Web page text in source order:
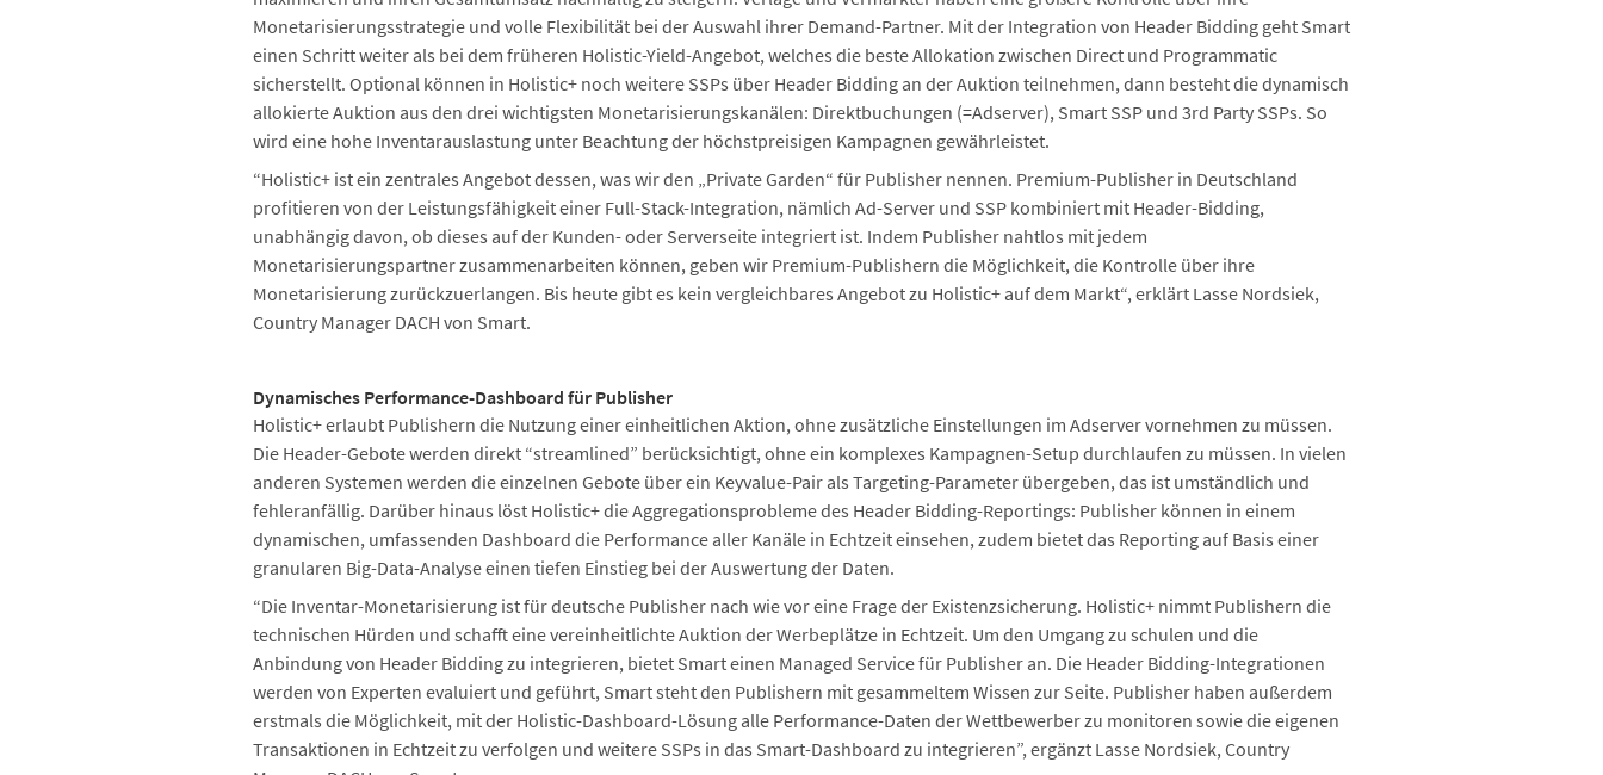
Monetarisierungsstrategie und volle Flexibilität bei der Auswahl ihrer Demand-Partner. Mit der Integration von Header Bidding geht Smart
einen Schritt weiter als bei dem früheren Holistic-Yield-Angebot, welches die beste Allokation zwischen Direct und Programmatic
sicherstellt. Optional können in Holistic+ noch weitere SSPs über Header Bidding an der Auktion teilnehmen, dann besteht die dynamisch
allokierte Auktion aus den drei wichtigsten Monetarisierungskanälen: Direktbuchungen (=Adserver), Smart SSP und 3rd Party SSPs. So
wird eine hohe Inventarauslastung unter Beachtung der höchstpreisigen Kampagnen gewährleistet.
“Holistic+ ist ein zentrales Angebot dessen, was wir den „Private Garden“ für Publisher nennen. Premium-Publisher in Deutschland
profitieren von der Leistungsfähigkeit einer Full-Stack-Integration, nämlich Ad-Server und SSP kombiniert mit Header-Bidding,
unabhängig davon, ob dieses auf der Kunden- oder Serverseite integriert ist. Indem Publisher nahtlos mit jedem
Monetarisierungspartner zusammenarbeiten können, geben wir Premium-Publishern die Möglichkeit, die Kontrolle über ihre
Monetarisierung zurückzuerlangen. Bis heute gibt es kein vergleichbares Angebot zu Holistic+ auf dem Markt“, erklärt Lasse Nordsiek,
Country Manager DACH von Smart.
Dynamisches Performance-Dashboard für Publisher
Holistic+ erlaubt Publishern die Nutzung einer einheitlichen Aktion, ohne zusätzliche Einstellungen im Adserver vornehmen zu müssen.
Die Header-Gebote werden direkt “streamlined” berücksichtigt, ohne ein komplexes Kampagnen-Setup durchlaufen zu müssen. In vielen
anderen Systemen werden die einzelnen Gebote über ein Keyvalue-Pair als Targeting-Parameter übergeben, das ist umständlich und
fehleranfällig. Darüber hinaus löst Holistic+ die Aggregationsprobleme des Header Bidding-Reportings: Publisher können in einem
dynamischen, umfassenden Dashboard die Performance aller Kanäle in Echtzeit einsehen, zudem bietet das Reporting auf Basis einer
granularen Big-Data-Analyse einen tiefen Einstieg bei der Auswertung der Daten.
“Die Inventar-Monetarisierung ist für deutsche Publisher nach wie vor eine Frage der Existenzsicherung. Holistic+ nimmt Publishern die
technischen Hürden und schafft eine vereinheitlichte Auktion der Werbeplätze in Echtzeit. Um den Umgang zu schulen und die
Anbindung von Header Bidding zu integrieren, bietet Smart einen Managed Service für Publisher an. Die Header Bidding-Integrationen
werden von Experten evaluiert und geführt, Smart steht den Publishern mit gesammeltem Wissen zur Seite. Publisher haben außerdem
erstmals die Möglichkeit, mit der Holistic-Dashboard-Lösung alle Performance-Daten der Wettbewerber zu monitoren sowie die eigenen
Transaktionen in Echtzeit zu verfolgen und weitere SSPs in das Smart-Dashboard zu integrieren”, ergänzt Lasse Nordsiek, Country